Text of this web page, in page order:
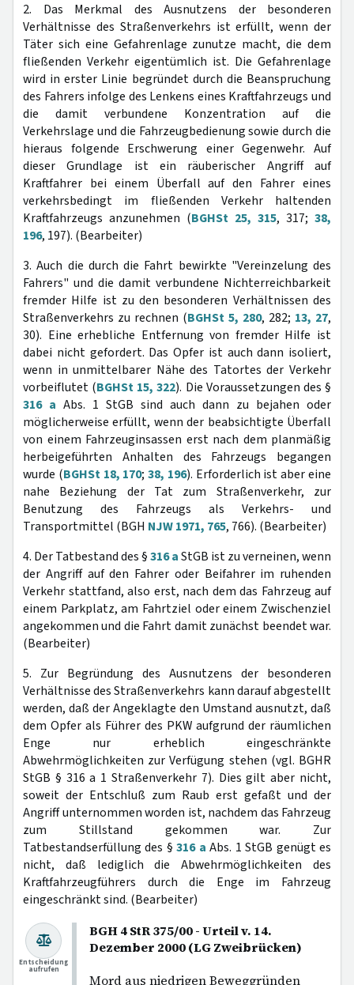
2. Das Merkmal des Ausnutzens der besonderen
Verhältnisse des Straßenverkehrs ist erfüllt, wenn der
Täter sich eine Gefahrenlage zunutze macht, die dem
fließenden Verkehr eigentümlich ist. Die Gefahrenlage
wird in erster Linie begründet durch die Beanspruchung
des Fahrers infolge des Lenkens eines Kraftfahrzeugs und
die damit verbundene Konzentration auf die
Verkehrslage und die Fahrzeugbedienung sowie durch die
hieraus folgende Erschwerung einer Gegenwehr. Auf
dieser Grundlage ist ein räuberischer Angriff auf
Kraftfahrer bei einem Überfall auf den Fahrer eines
verkehrsbedingt im fließenden Verkehr haltenden
Kraftfahrzeugs anzunehmen (BGHSt 25, 315, 317; 38,
196, 197). (Bearbeiter)
3. Auch die durch die Fahrt bewirkte "Vereinzelung des
Fahrers" und die damit verbundene Nichterreichbarkeit
fremder Hilfe ist zu den besonderen Verhältnissen des
Straßenverkehrs zu rechnen (BGHSt 5, 280, 282; 13, 27,
30). Eine erhebliche Entfernung von fremder Hilfe ist
dabei nicht gefordert. Das Opfer ist auch dann isoliert,
wenn in unmittelbarer Nähe des Tatortes der Verkehr
vorbeiflutet (BGHSt 15, 322). Die Voraussetzungen des §
316 a Abs. 1 StGB sind auch dann zu bejahen oder
möglicherweise erfüllt, wenn der beabsichtigte Überfall
von einem Fahrzeuginsassen erst nach dem planmäßig
herbeigeführten Anhalten des Fahrzeugs begangen
wurde (BGHSt 18, 170;38, 196). Erforderlich ist aber eine
nahe Beziehung der Tat zum Straßenverkehr, zur
Benutzung des Fahrzeugs als Verkehrs- und
Transportmittel (BGH NJW 1971, 765, 766). (Bearbeiter)
4. Der Tatbestand des §316 aStGB ist zu verneinen, wenn
der Angriff auf den Fahrer oder Beifahrer im ruhenden
Verkehr stattfand, also erst, nach dem das Fahrzeug auf
einem Parkplatz, am Fahrtziel oder einem Zwischenziel
angekommen und die Fahrt damit zunächst beendet war.
(Bearbeiter)
5. Zur Begründung des Ausnutzens der besonderen
Verhältnisse des Straßenverkehrs kann darauf abgestellt
werden, daß der Angeklagte den Umstand ausnutzt, daß
dem Opfer als Führer des PKW aufgrund der räumlichen
Enge nur erheblich eingeschränkte
Abwehrmöglichkeiten zur Verfügung stehen (vgl. BGHR
StGB § 316 a 1 Straßenverkehr 7). Dies gilt aber nicht,
soweit der Entschluß zum Raub erst gefaßt und der
Angriff unternommen worden ist, nachdem das Fahrzeug
zum Stillstand gekommen war. Zur
Tatbestandserfüllung des §316 a Abs. 1 StGB genügt es
nicht, daß lediglich die Abwehrmöglichkeiten des
Kraftfahrzeugführers durch die Enge im Fahrzeug
eingeschränkt sind. (Bearbeiter)
BGH 4 StR 375/00 - Urteil v. 14.
Dezember 2000 (LG Zweibrücken)
Mord aus niedrigen Beweggründen
Entscheidung
aufrufen